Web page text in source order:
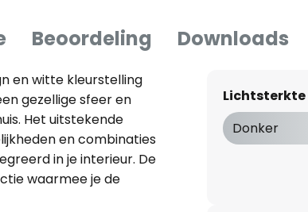
Beoordeling Downloads
en witte kleurstelling
gezellige sfeer en
Het uitstekende
en combinaties
in je interieur. De
waarmee je de
De lamp kan
Lichtsterkte
Donker